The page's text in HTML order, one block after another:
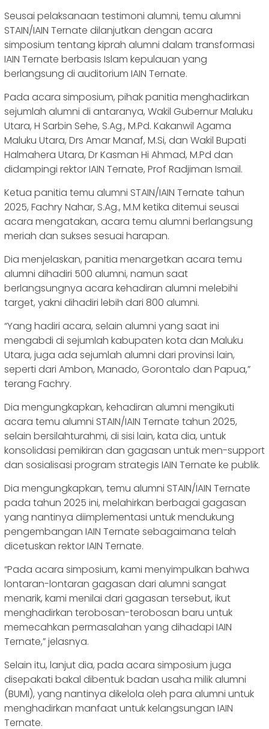
Seusai pelaksanaan testimoni alumni, temu alumni
STAIN/IAIN Ternate dilanjutkan dengan acara
simposium tentang kiprah alumni dalam transformasi
IAIN Ternate berbasis Islam kepulauan yang
berlangsung di auditorium IAIN Ternate.
Pada acara simposium, pihak panitia menghadirkan
sejumlah alumni di antaranya, Wakil Gubernur Maluku
Utara, H Sarbin Sehe, S.Ag., M.Pd. Kakanwil Agama
Maluku Utara, Drs Amar Manaf, M.Si, dan Wakil Bupati
Halmahera Utara, Dr Kasman Hi Ahmad, M.Pd dan
didampingi rektor IAIN Ternate, Prof Radjiman Ismail.
Ketua panitia temu alumni STAIN/IAIN Ternate tahun
2025, Fachry Nahar, S.Ag., M.M ketika ditemui seusai
acara mengatakan, acara temu alumni berlangsung
meriah dan sukses sesuai harapan.
Dia menjelaskan, panitia menargetkan acara temu
alumni dihadiri 500 alumni, namun saat
berlangsungnya acara kehadiran alumni melebihi
target, yakni dihadiri lebih dari 800 alumni.
“Yang hadiri acara, selain alumni yang saat ini
mengabdi di sejumlah kabupaten kota dan Maluku
Utara, juga ada sejumlah alumni dari provinsi lain,
seperti dari Ambon, Manado, Gorontalo dan Papua,”
terang Fachry.
Dia mengungkapkan, kehadiran alumni mengikuti
acara temu alumni STAIN/IAIN Ternate tahun 2025,
selain bersilahturahmi, di sisi lain, kata dia, untuk
konsolidasi pemikiran dan gagasan untuk men-support
dan sosialisasi program strategis IAIN Ternate ke publik.
Dia mengungkapkan, temu alumni STAIN/IAIN Ternate
pada tahun 2025 ini, melahirkan berbagai gagasan
yang nantinya diimplementasi untuk mendukung
pengembangan IAIN Ternate sebagaimana telah
dicetuskan rektor IAIN Ternate.
“Pada acara simposium, kami menyimpulkan bahwa
lontaran-lontaran gagasan dari alumni sangat
menarik, kami menilai dari gagasan tersebut, ikut
menghadirkan terobosan-terobosan baru untuk
memecahkan permasalahan yang dihadapi IAIN
Ternate,” jelasnya.
Selain itu, lanjut dia, pada acara simposium juga
disepakati bakal dibentuk badan usaha milik alumni
(BUMI), yang nantinya dikelola oleh para alumni untuk
menghadirkan manfaat untuk kelangsungan IAIN
Ternate.